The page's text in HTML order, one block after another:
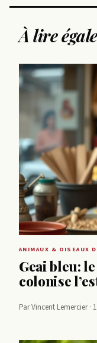
À lire
ANIMAUX & OISEAUX
Geai bleu:
colonise
Par Vincent Lemercier ·